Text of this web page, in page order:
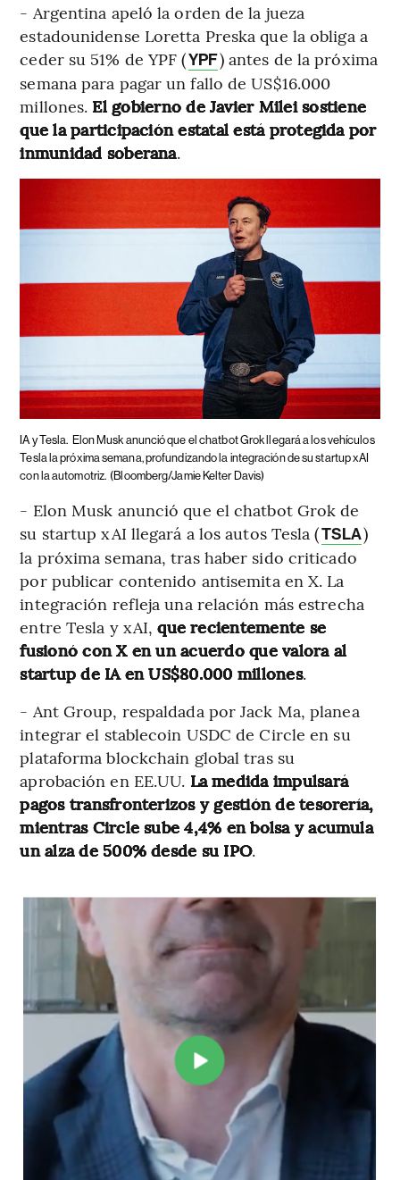
- Argentina apeló la orden de la jueza
estadounidense Loretta Preska que la obliga a
ceder su 51% de YPF (YPF) antes de la próxima
semana para pagar un fallo de US$16.000
millones. El gobierno de Javier Milei sostiene
que la participación estatal está protegida por
inmunidad soberana.
IA y Tesla. Elon Musk anunció que el chatbot Grok llegará a los vehículos
Tesla la próxima semana, profundizando la integración de su startup xAI
con la automotriz. (Bloomberg/Jamie Kelter Davis)
- Elon Musk anunció que el chatbot Grok de
su startup xAI llegará a los autos Tesla (TSLA)
la próxima semana, tras haber sido criticado
por publicar contenido antisemita en X. La
integración refleja una relación más estrecha
entre Tesla y xAI,que recientemente se
fusionó con X en un acuerdo que valora al
startup de IA en US$80.000 millones.
- Ant Group, respaldada por Jack Ma, planea
integrar el stablecoin USDC de Circle en su
plataforma blockchain global tras su
aprobación en EE.UU. La medida impulsará
pagos transfronterizos y gestión de tesorería,
mientras Circle sube 4,4% en bolsa y acumula
un alza de 500% desde su IPO.